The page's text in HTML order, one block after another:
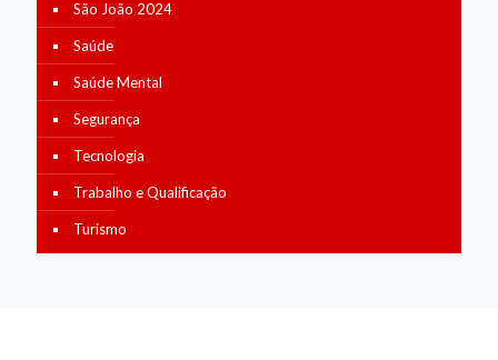
São João 2024
Saúde
Saúde Mental
Segurança
Tecnologia
Trabalho e Qualificação
Turismo